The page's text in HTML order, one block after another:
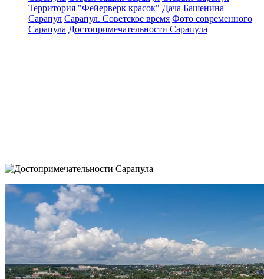
Территория "Фейерверк красок" Дача Башенина
Сарапул Сарапул. Советское время Фото современного
Сарапула Достопримечательности Сарапула